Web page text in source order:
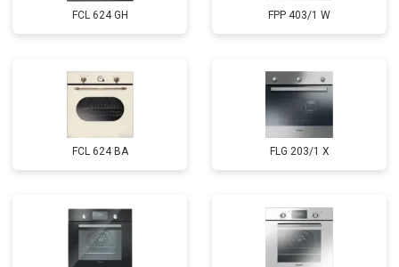
FCL 624 GH FPP 403/1 W
FCL 624 BA FLG 203/1 X